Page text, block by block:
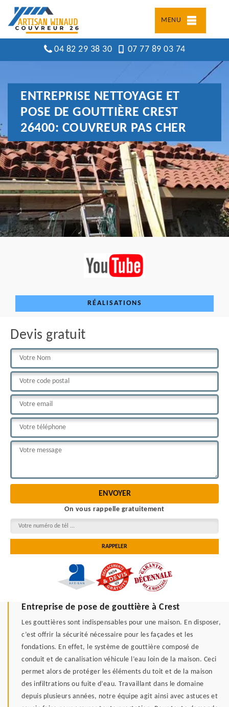
MENU
04 82 29 38 30 07 77 89 03 74
ENTREPRISE NETTOYAGE ET
POSE DE GOUTTIÈRE CREST
26400: COUVREUR PAS CHER
RÉALISATIONS
Devis gratuit
On vous rappelle gratuitement
Entreprise de pose de gouttière à Crest
Les gouttières sont indispensables pour une maison. En disposer,
c’est offrir la sécurité nécessaire pour les façades et les
fondations. En effet, le système de gouttière composé de
conduit et de canalisation véhicule l’eau loin de la maison. Ceci
permet alors de protéger les éléments du toit et de la maison
des infiltrations ou fuite d’eau. Travaillant dans le domaine
depuis plusieurs années, notre équipe agit ainsi avec astuces et